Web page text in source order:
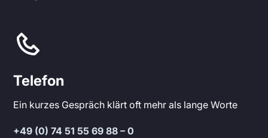
Telefon
Ein kurzes Gespräch klärt oft mehr als lange Worte
+49 (0) 74 51 55 69 88 – 0